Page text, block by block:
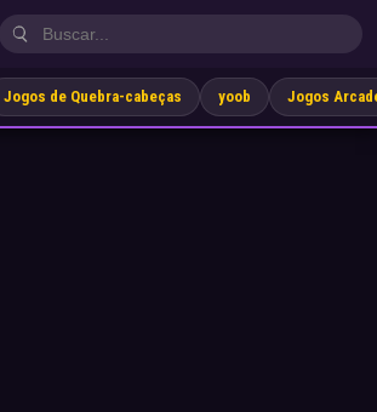
Jogos de Quebra-cabeças yoob Jogos